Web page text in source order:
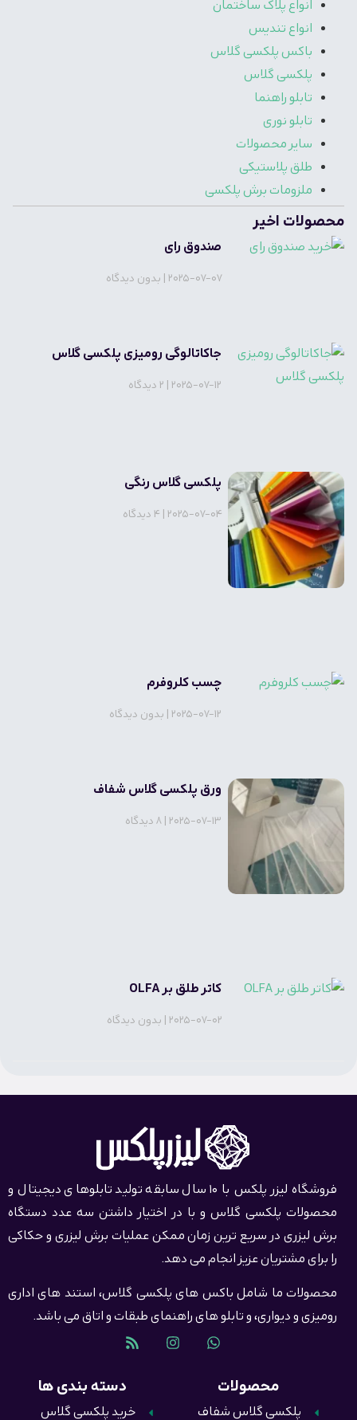
انواع پلاک ساختمان
انواع تندیس
باکس پلکسی گلاس
پلکسی گلاس
تابلو راهنما
تابلو نوری
سایر محصولات
طلق پلاستیکی
ملزومات برش پلکسی
محصولات اخیر
صندوق رای
2025-07-07 بدون دیدگاه
جاکاتالوگی رومیزی پلکسی گلاس
2025-07-12
پلکسی گلاس رنگی
2025-07-04
چسب کلروفرم
2025-07-12 بدون دیدگاه
ورق پلکسی گلاس شفاف
2025-07-13
کاتر طلق بر OLFA
2025-07-02 بدون دیدگاه
فروشگاه لیزر پلکس با 10 سال سابقه تولید تابلوهای دیجیتال و
محصولات پلکسی گلاس و با در اختیار داشتن سه عدد دستگاه
برش لیزری در سریع ترین زمان ممکن عملیات برش لیزری و حکاکی
را برای مشتریان عزیز انجام می دهد.
محصولات ما شامل باکس های پلکسی گلاس، استند های اداری
رومیزی و دیواری، و تابلو های راهنمای طبقات و اتاق می باشد.
دسته بندی ها
خرید پلکسی گلاس
محصولات
پلکسی گلاس شفاف